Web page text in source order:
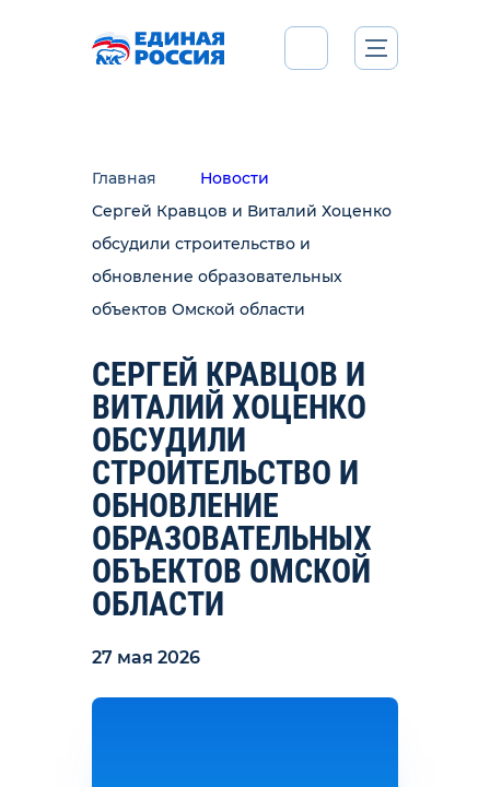
Главная
Новости
Сергей Кравцов и Виталий Хоценко
обсудили строительство и
обновление образовательных
объектов Омской области
СЕРГЕЙ КРАВЦОВ И
ВИТАЛИЙ ХОЦЕНКО
ОБСУДИЛИ
СТРОИТЕЛЬСТВО И
ОБНОВЛЕНИЕ
ОБРАЗОВАТЕЛЬНЫХ
ОБЪЕКТОВ ОМСКОЙ
ОБЛАСТИ
27 мая 2026